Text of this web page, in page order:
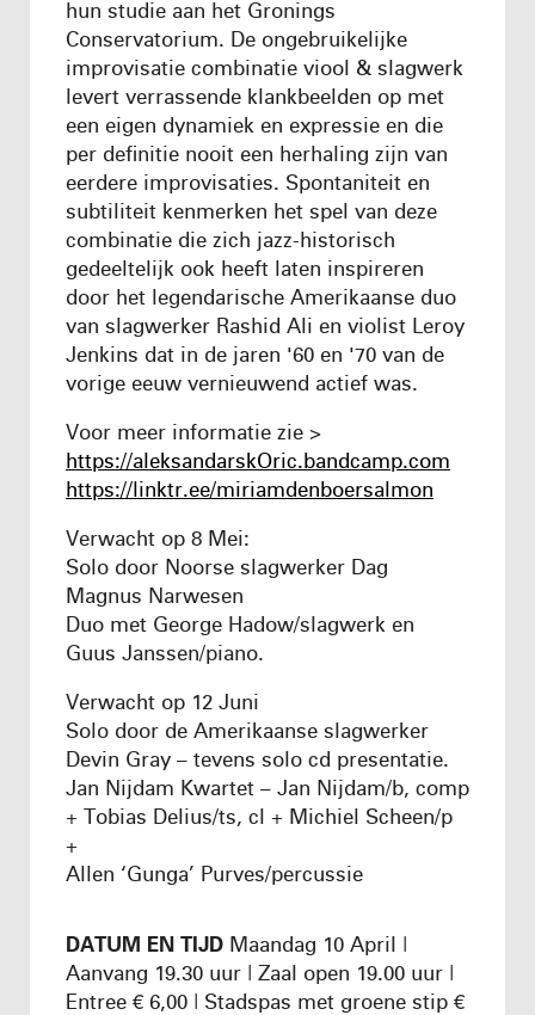
hun studie aan het Gronings
Conservatorium. De ongebruikelijke
improvisatie combinatie viool & slagwerk
levert verrassende klankbeelden op met
een eigen dynamiek en expressie en die
per definitie nooit een herhaling zijn van
eerdere improvisaties. Spontaniteit en
subtiliteit kenmerken het spel van deze
combinatie die zich jazz-historisch
gedeeltelijk ook heeft laten inspireren
door het legendarische Amerikaanse duo
van slagwerker Rashid Ali en violist Leroy
Jenkins dat in de jaren '60 en '70 van de
vorige eeuw vernieuwend actief was.
Voor meer informatie zie >
https://aleksandarskOric.bandcamp.com
https://linktr.ee/miriamdenboersalmon
Verwacht op 8 Mei:
Solo door Noorse slagwerker Dag
Magnus Narwesen
Duo met George Hadow/slagwerk en
Guus Janssen/piano.
Verwacht op 12 Juni
Solo door de Amerikaanse slagwerker
Devin Gray – tevens solo cd presentatie.
Jan Nijdam Kwartet – Jan Nijdam/b, comp
+ Tobias Delius/ts, cl + Michiel Scheen/p
+
Allen ‘Gunga’ Purves/percussie
DATUM EN TIJD Maandag 10 April |
Aanvang 19.30 uur | Zaal open 19.00 uur |
Entree € 6,00 | Stadspas met groene stip €